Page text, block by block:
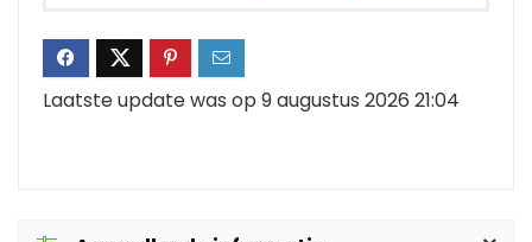
Laatste update was op 9 augustus 2026 21:04